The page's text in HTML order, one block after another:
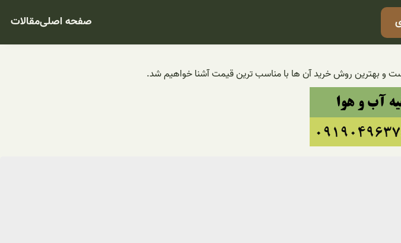
صفحه اصلیمقالات
و بهترین روش خرید آن ها با مناسب ترین قیمت آشنا خواهیم شد.